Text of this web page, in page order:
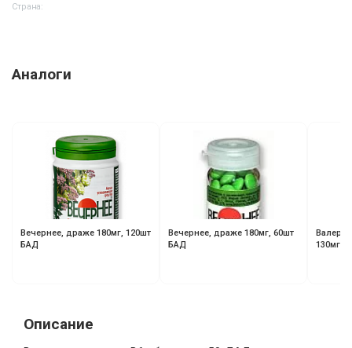
Страна:
Аналоги
Вечернее, драже 180мг, 120шт
БАД
Вечернее, драже 180мг, 60шт
БАД
130мг,
Описание